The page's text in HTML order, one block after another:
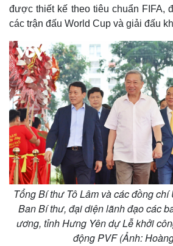
được thiết kế theo tiêu chuẩn FIFA,
các trận đấu World Cup và giải đấu
Tổng Bí thư Tô Lâm và các đồng
Ban Bí thư, đại diện lãnh đạo các
ương, tỉnh Hưng Yên dự Lễ khởi
động PVF (Ảnh: